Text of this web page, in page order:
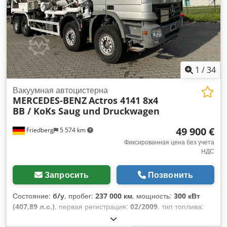
гарантии, возможна промежуточная продажа.
1 /34
Friedberg 5 574 km
Вакуумная автоцистерна
MERCEDES-BENZActros 4141 8x4
BB / KoKs Saug und Druckwagen
49 900 €
Фиксированная цена без учета
НДС
Запросить Позвонить
Состояние: б/у, пробег: 237 000 км, мощность: 300 кВт
(407,89 л.с.), первая регистрация: 02/2009, тип топлива:
41 000 кг, конфигурация осей: